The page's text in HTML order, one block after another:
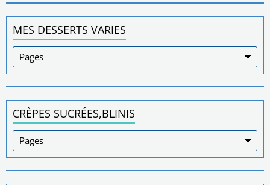
MES DESSERTS VARIES
CRÈPES SUCRÉES,BLINIS